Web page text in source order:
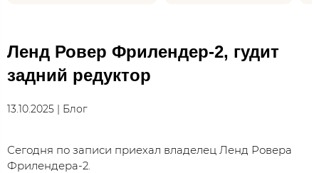
Ленд Ровер Фрилендер-2, гудит
задний редуктор
13.10.2025 | Блог
Сегодня по записи приехал владелец Ленд Ровера
Фрилендера-2.